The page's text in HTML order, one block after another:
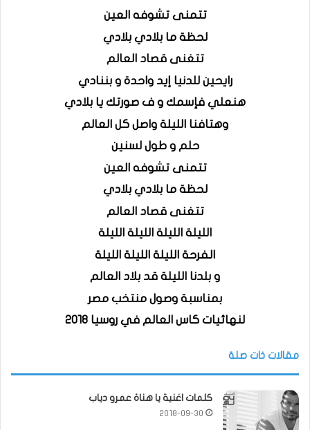
تتمنى تشوفه العين
لحظة ما بلادي بلادي
تتغنى قصاد العالم
رايحين للدنيا إيد واحدة و بننادي
هنعلي فإسمك و ف صورتك يا بلادي
وهتافنا الليلة واصل كل العالم
حلم و طول لسنين
تتمنى تشوفه العين
لحظة ما بلادي بلادي
تتغنى قصاد العالم
الليلة الليلة الليلة الليلة
الفرحة الليلة الليلة الليلة
و بلدنا الليلة قد بلاد العالم
بمناسبة وصول منتخب مصر
لنهائيات كاس العالم في روسيا ٢٠١٨
مقالات ذات صلة
كلمات اغنية يا هناة عمرو دياب
2018-09-30